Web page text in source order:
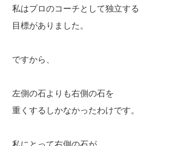
私はプロのコーチとして独立する
目標がありました。
ですから、
左側の石よりも右側の石を
重くするしかなかったわけです。